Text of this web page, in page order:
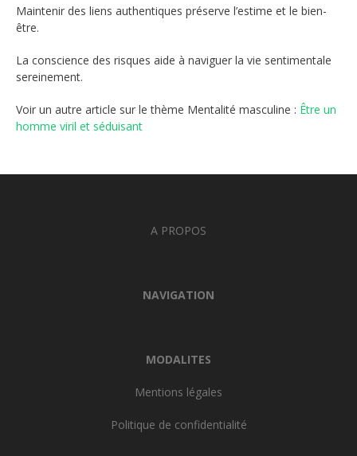
Maintenir des liens authentiques préserve l’estime et le bien-
être.
La conscience des risques aide à naviguer la vie sentimentale
sereinement.
Voir un autre article sur le thème Mentalité masculine : Être un
homme viril et séduisant
A PROPOS
NAVIGATION
MODALITES
Mentions légales
Politique de confidentialité